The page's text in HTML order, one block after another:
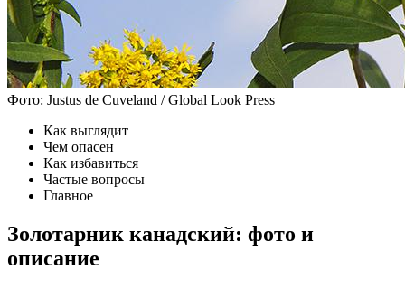
Фото: Justus de Cuveland / Global Look Press
Как выглядит
Чем опасен
Как избавиться
Частые вопросы
Главное
Золотарник канадский: фото и
описание